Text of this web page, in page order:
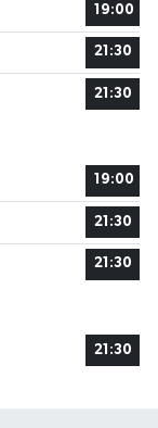
19:00
21:30
21:30
19:00
21:30
21:30
21:30